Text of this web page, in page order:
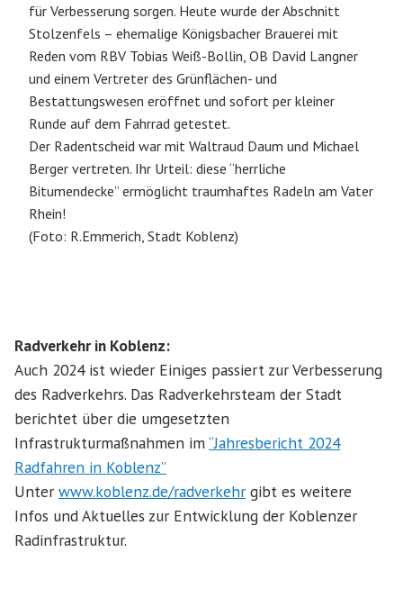
für Verbesserung sorgen. Heute wurde der Abschnitt
Stolzenfels – ehemalige Königsbacher Brauerei mit
Reden vom RBV Tobias Weiß-Bollin, OB David Langner
und einem Vertreter des Grünflächen- und
Bestattungswesen eröffnet und sofort per kleiner
Runde auf dem Fahrrad getestet.
Der Radentscheid war mit Waltraud Daum und Michael
Berger vertreten. Ihr Urteil: diese “herrliche
Bitumendecke” ermöglicht traumhaftes Radeln am Vater
Rhein!
(Foto: R.Emmerich, Stadt Koblenz)
Radverkehr in Koblenz:
Auch 2024 ist wieder Einiges passiert zur Verbesserung
des Radverkehrs. Das Radverkehrsteam der Stadt
berichtet über die umgesetzten
Infrastrukturmaßnahmen im“Jahresbericht 2024
Radfahren in Koblenz”
Unter www.koblenz.de/radverkehr gibt es weitere
Infos und Aktuelles zur Entwicklung der Koblenzer
Radinfrastruktur.